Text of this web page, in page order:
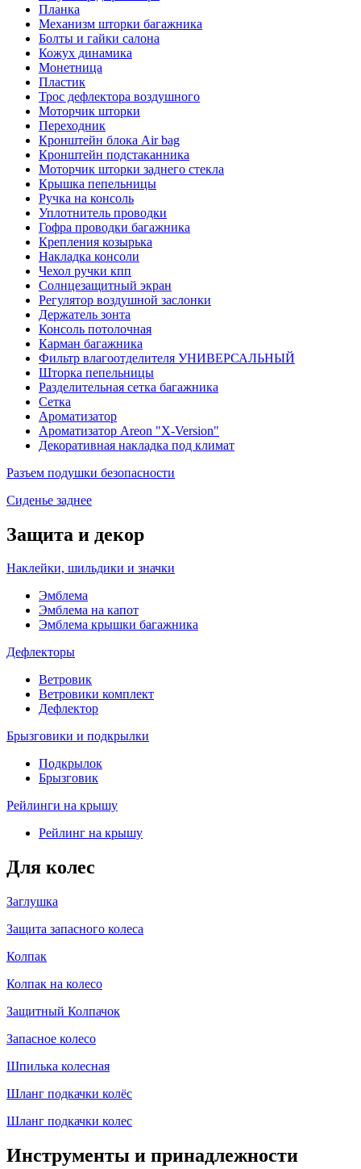
Планка
Механизм шторки багажника
Болты и гайки салона
Кожух динамика
Монетница
Пластик
Трос дефлектора воздушного
Моторчик шторки
Переходник
Кронштейн блока Air bag
Кронштейн подстаканника
Моторчик шторки заднего стекла
Крышка пепельницы
Ручка на консоль
Уплотнитель проводки
Гофра проводки багажника
Крепления козырька
Накладка консоли
Чехол ручки кпп
Солнцезащитный экран
Регулятор воздушной заслонки
Держатель зонта
Консоль потолочная
Карман багажника
Фильтр влагоотделителя УНИВЕРСАЛЬНЫЙ
Шторка пепельницы
Разделительная сетка багажника
Сетка
Ароматизатор
Ароматизатор Areon "X-Version"
Декоративная накладка под климат
Разъем подушки безопасности
Сиденье заднее
Защита и декор
Наклейки, шильдики и значки
Эмблема
Эмблема на капот
Эмблема крышки багажника
Дефлекторы
Ветровик
Ветровики комплект
Дефлектор
Брызговики и подкрылки
Подкрылок
Брызговик
Рейлинги на крышу
Рейлинг на крышу
Для колес
Заглушка
Защита запасного колеса
Колпак
Колпак на колесо
Защитный Колпачок
Запасное колесо
Шпилька колесная
Шланг подкачки колёс
Шланг подкачки колес
Инструменты и принадлежности